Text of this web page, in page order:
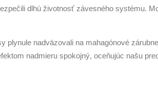
dlhú životnosť závesného systému.
plynule nadväzovali na mahagónové
nadmieru spokojný, oceňujúc našu